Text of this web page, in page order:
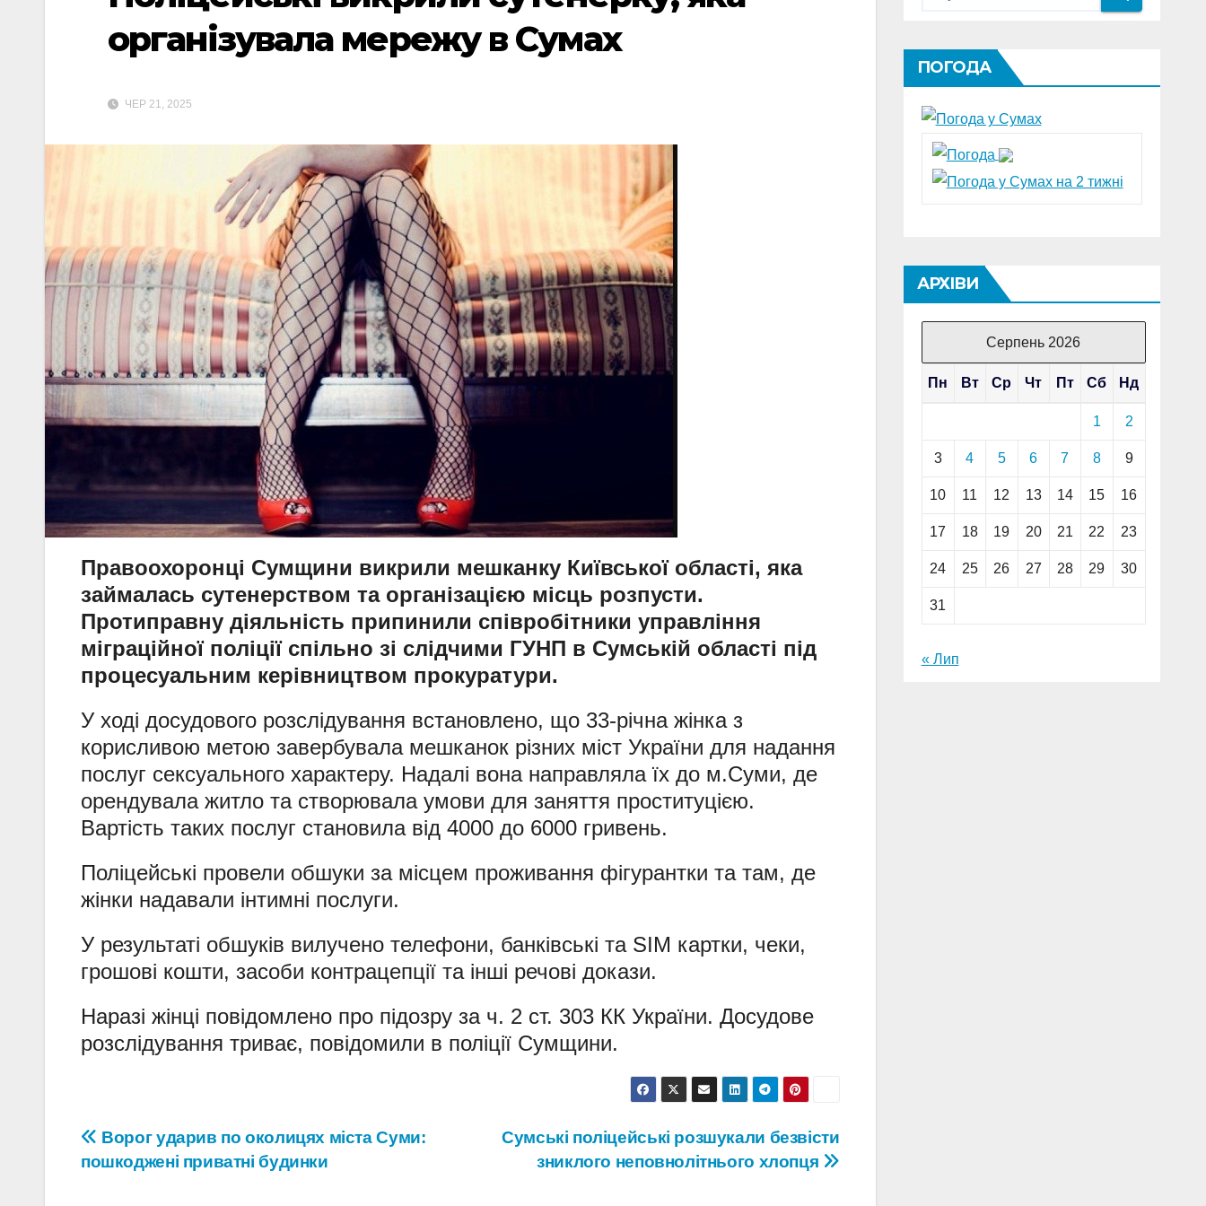
організувала мережу в Сумах
ЧЕР 21, 2025
Правоохоронці Сумщини викрили мешканку Київської області, яка
займалась сутенерством та організацією місць розпусти.
Протиправну діяльність припинили співробітники управління
міграційної поліції спільно зі слідчими ГУНП в Сумській області під
процесуальним керівництвом прокуратури.
У ході досудового розслідування встановлено, що 33-річна жінка з
корисливою метою завербувала мешканок різних міст України для надання
послуг сексуального характеру. Надалі вона направляла їх до м.Суми, де
орендувала житло та створювала умови для заняття проституцією.
Вартість таких послуг становила від 4000 до 6000 гривень.
Поліцейські провели обшуки за місцем проживання фігурантки та там, де
жінки надавали інтимні послуги.
У результаті обшуків вилучено телефони, банківські та SIM картки, чеки,
грошові кошти, засоби контрацепції та інші речові докази.
Наразі жінці повідомлено про підозру за ч. 2 ст. 303 КК України. Досудове
розслідування триває, повідомили в поліції Сумщини.
Навігація
записів
Сумські поліцейські розшукали безвісти
зниклого неповнолітнього хлопця
Ворог ударив по околицях міста Суми:
пошкоджені приватні будинки
ПОГОДА
АРХІВИ
Серпень 2026
Пн Вт Ср Чт Пт Сб Нд
1 2
3 4 5 6 7 8 9
10 11 12 13 14 15 16
17 18 19 20 21 22 23
24 25 26 27 28 29 30
31
« Лип